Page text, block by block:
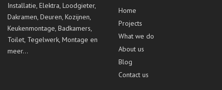
Installatie, Elektra, Loodgieter,
Dakramen, Deuren, Kozijnen,
Keukenmontage, Badkamers,
Toilet, Tegelwerk, Montage en
meer…
Home
Projects
What we do
About us
Blog
Contact us